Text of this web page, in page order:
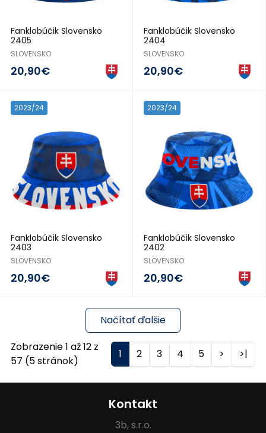
Fanklobúčik Slovensko
2405
SLOVENSKO
20,90€
Fanklobúčik Slovensko
2404
SLOVENSKO
20,90€
2023/24
Fanklobúčik Slovensko
2403
SLOVENSKO
20,90€
2023/24
Fanklobúčik Slovensko
2402
SLOVENSKO
20,90€
Načítať ďalšie
Zobrazenie 1 až 12 z
57 (5 stránok)
1 2 3 4 5 > >|
Kontakt
3b, s.r.o.